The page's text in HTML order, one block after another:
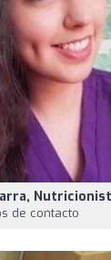
de contacto